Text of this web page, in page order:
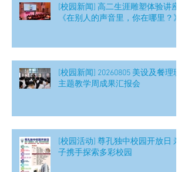
[校园新闻] 高二生涯雕塑体验讲座
《在别人的声音里，你在哪里？》
[校园新闻] 20260805 美设及餐理班
主题教学周成果汇报会
[校园活动] 尊孔独中校园开放日 亲
子携手探索多彩校园